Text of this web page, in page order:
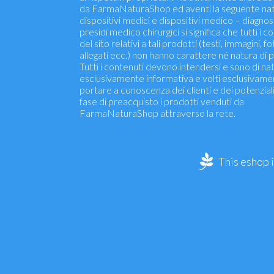
da FarmaNaturaShop ed aventi la seguente
dispositivi medici e dispositivi medico –
presidi medico chirurgici si significa che tutti i
del sito relativi a tali prodotti (testi, immagini,
allegati ecc.) non hanno carattere né natura di
Tutti i contenuti devono intendersi e sono di
esclusivamente informativa e volti
portare a conoscenza dei clienti e dei
fase di preacquisto i prodotti venduti da
FarmaNaturaShop attraverso la rete.
This eshop